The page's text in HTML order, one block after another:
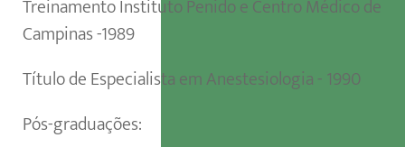
Treinamento Instituto Penido e Centro Médico de
Campinas -1989
Título de Especialista em Anestesiologia - 1990
Pós-graduações: